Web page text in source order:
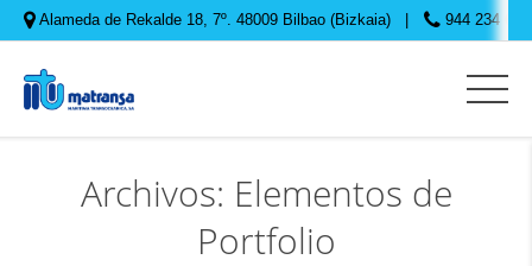
Alameda de Rekalde 18, 7º. 48009 Bilbao (Bizkaia) 944 234 645
Archivos: Elementos de
Portfolio